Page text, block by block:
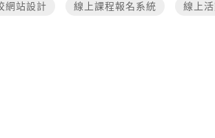
網站設計 線上課程報名系統 線上